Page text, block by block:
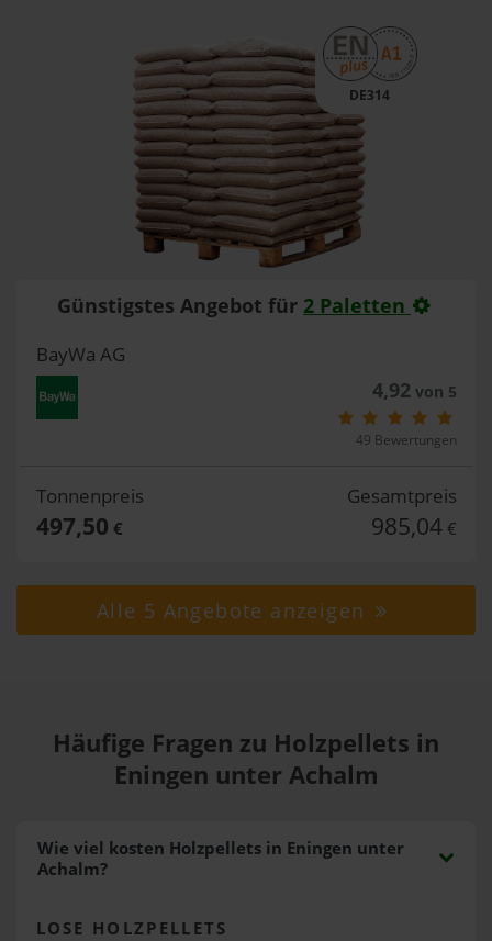
DE314
Günstigstes Angebot für 2 Paletten
BayWa AG
4,92von 5
49 Bewertungen
Tonnenpreis
497,50 €
Gesamtpreis
985,04 €
Alle 5 Angebote anzeigen
Häufige Fragen zu Holzpellets in
Eningen unter Achalm
Wie viel kosten Holzpellets in Eningen unter
Achalm?
LOSE HOLZPELLETS